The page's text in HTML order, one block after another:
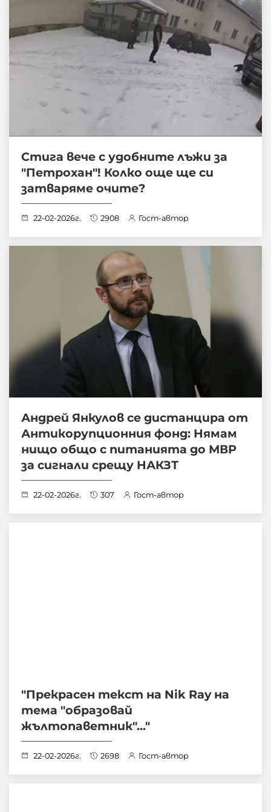
Стига вече с удобните лъжи за
"Петрохан"! Колко още ще си
затваряме очите?
22-02-2026г. 2908 Гост-автор
Андрей Янкулов се дистанцира от
Антикорупционния фонд: Нямам
нищо общо с питанията до МВР
за сигнали срещу НАКЗТ
22-02-2026г. 307 Гост-автор
"Прекрасен текст на Nik Ray на
тема "образовай
жълтопаветник"..."
22-02-2026г. 2698 Гост-автор